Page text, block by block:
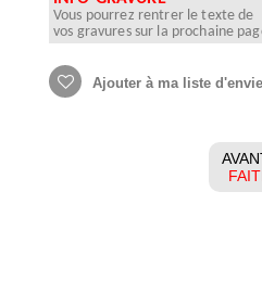
Vous pourrez rentrer le texte de
vos gravures sur la prochaine
Ajouter à ma liste